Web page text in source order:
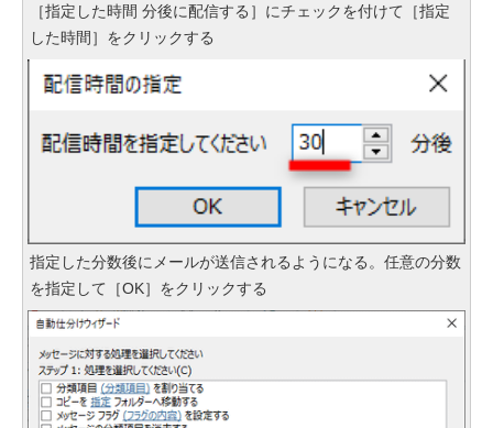
［指定した時間 分後に配信する］にチェックを付けて［指定
した時間］をクリックする
指定した分数後にメールが送信されるようになる。任意の分数
を指定して［OK］をクリックする